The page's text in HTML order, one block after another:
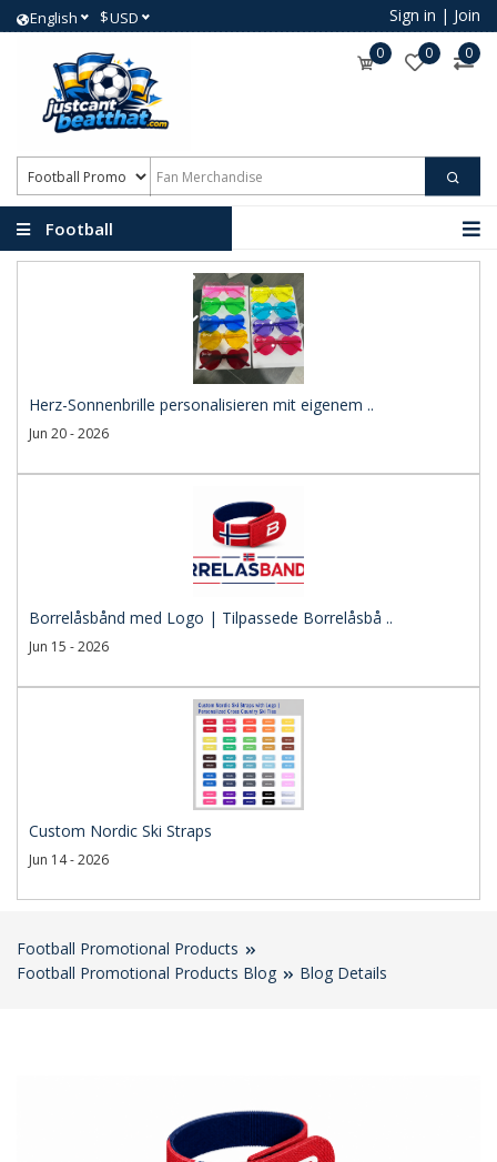
English $USD Sign in | Join
0 0 0
Football
Promotional Products
Herz-Sonnenbrille personalisieren mit eigenem ..
Jun 20 - 2026
Borrelåsbånd med Logo | Tilpassede Borrelåsbå ..
Jun 15 - 2026
Custom Nordic Ski Straps
Jun 14 - 2026
Football Promotional Products
Football Promotional Products Blog
Blog Details